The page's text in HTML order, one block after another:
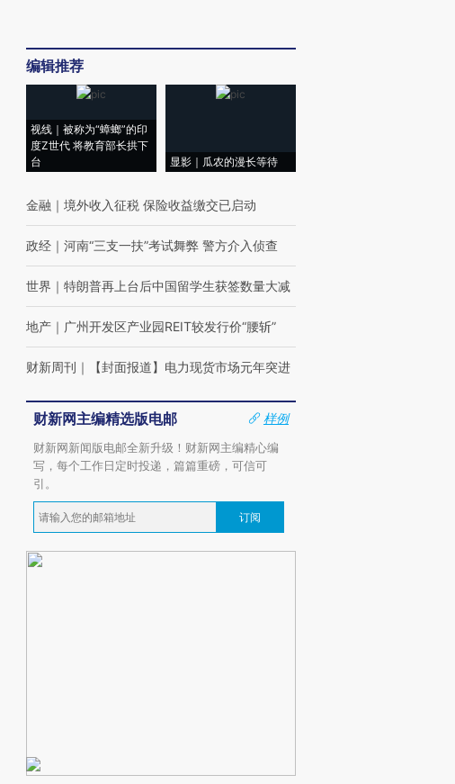
编辑推荐
视线｜被称为“蟑螂”的印
度Z世代 将教育部长拱下
台
显影｜瓜农的漫长等待
金融 ｜ 境外收入征税 保险收益缴交已启动
政经 ｜ 河南“三支一扶”考试舞弊 警方介入侦查
世界 ｜ 特朗普再上台后中国留学生获签数量大减
地产 ｜ 广州开发区产业园REIT较发行价“腰斩”
财新周刊 ｜ 【封面报道】电力现货市场元年突进
财新网主编精选版电邮
样例
财新网新闻版电邮全新升级！财新网主编精心编
写，每个工作日定时投递，篇篇重磅，可信可
引。
订阅